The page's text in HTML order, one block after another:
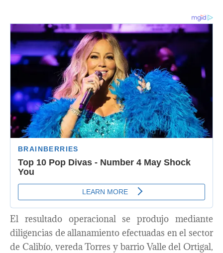
El resultado operacional se produjo mediante
diligencias de allanamiento efectuadas en el sector
de Calibío, vereda Torres y barrio Valle del Ortigal,